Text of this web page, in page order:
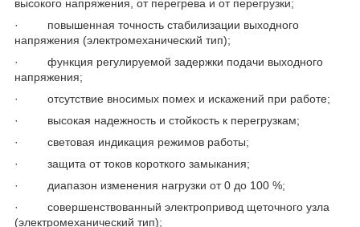
высокого напряжения, от перегрева и от перегрузки;
· повышенная точность стабилизации выходного
напряжения (электромеханический тип);
· функция регулируемой задержки подачи выходного
напряжения;
· отсутствие вносимых помех и искажений при работе;
· высокая надежность и стойкость к перегрузкам;
· световая индикация режимов работы;
· защита от токов короткого замыкания;
· диапазон изменения нагрузки от 0 до 100 %;
· совершенствованный электропривод щеточного узла
(электромеханический тип);